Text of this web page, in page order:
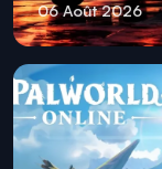
06 Août 2026